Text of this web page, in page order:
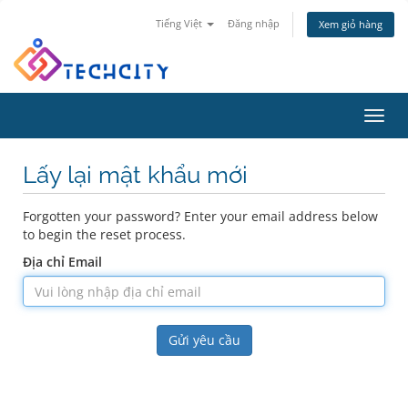
Tiếng Việt Đăng nhập Xem giỏ hàng
Lấy lại mật khẩu mới
Forgotten your password? Enter your email address below
to begin the reset process.
Địa chỉ Email
Gửi yêu cầu